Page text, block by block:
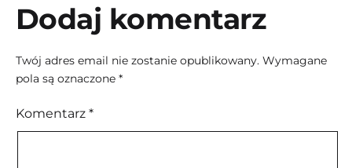
Dodaj komentarz
Twój adres email nie zostanie opublikowany. Wymagane
pola są oznaczone *
Komentarz *